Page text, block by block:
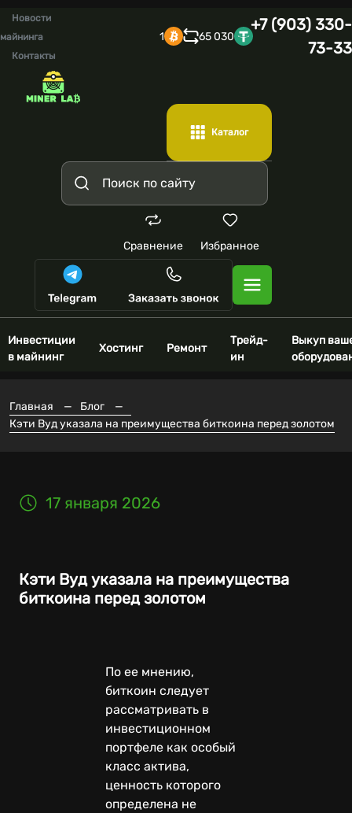
Новости
майнинга
Контакты
1 65 030
+7 (903) 330-
73-33
Каталог
Сравнение Избранное
Инвестиции
в майнинг
Хостинг Ремонт
Трейд-
ин
Выкуп
Главная — Блог
—
Кэти Вуд указала на преимущества биткоина перед золотом
17 января 2026
Кэти Вуд указала на преимущества
биткоина перед золотом
По ее мнению,
биткоин следует
рассматривать в
инвестиционном
портфеле как особый
класс актива,
ценность которого
определена не